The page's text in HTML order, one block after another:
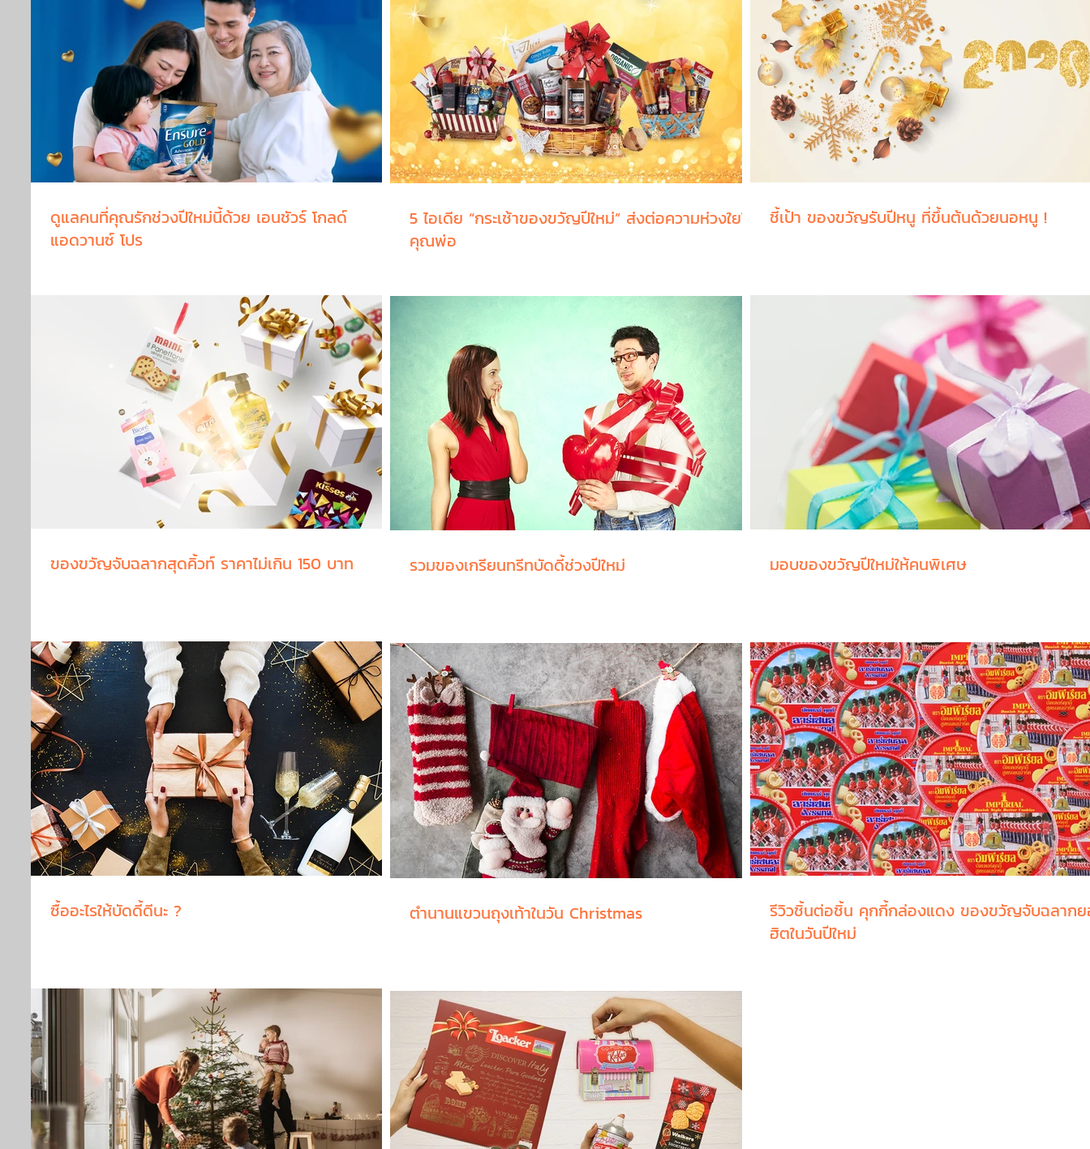
ดูแลคนที่คุณรักช่วงปีใหม่นี้ด้วย เอนชัวร์ โกลด์
แอดวานซ์ โปร
5 ไอเดีย “กระเช้าของขวัญปีใหม่” ส่งต่อความห่วงใยให้
คุณพ่อ
ชี้เป้า ของขวัญรับปีหนู ที่ขึ้นต้นด้วยนอหนู !
ของขวัญจับฉลากสุดคิ้วท์ ราคาไม่เกิน 150 บาท รวมของเกรียนทรีทบัดดี้ช่วงปีใหม่ มอบของขวัญปีใหม่ให้คนพิเศษ
ซื้ออะไรให้บัดดี้ดีนะ ? ตำนานแขวนถุงเท้าในวัน Christmas
รีวิวชิ้นต่อชิ้น คุกกี้กล่องแดง ของขวัญจับฉลาก
ฮิตในวันปีใหม่